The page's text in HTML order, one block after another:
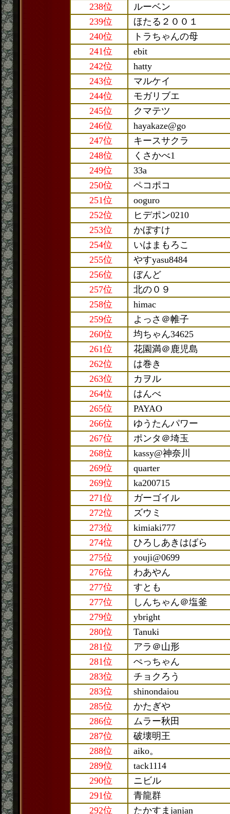
238位
ルーベン
239位
ほたる２００１
240位
トラちゃんの母
241位
ebit
242位
hatty
243位
マルケイ
244位
モガリブエ
245位
クマテツ
246位
hayakaze@go
247位
キースサクラ
248位
くさかべ1
249位
33a
250位
ペコポコ
251位
ooguro
252位
ヒデポン0210
253位
かぼすけ
254位
いはまもろこ
255位
やすyasu8484
256位
ぼんど
257位
北の０９
258位
himac
259位
よっさ＠帷子
260位
均ちゃん34625
261位
花園満＠鹿児島
262位
は巻き
263位
カヲル
264位
はんべ
265位
PAYAO
266位
ゆうたんパワー
267位
ポンタ＠埼玉
268位
kassy@神奈川
269位
quarter
269位
ka200715
271位
ガーゴイル
272位
ズウミ
273位
kimiaki777
274位
ひろしあきはばら
275位
youji@0699
276位
わあやん
277位
すとも
277位
しんちゃん＠塩釜
279位
ybright
280位
Tanuki
281位
アラ＠山形
281位
ぺっちゃん
283位
チョクろう
283位
shinondaiou
285位
かたぎや
286位
ムラー秋田
287位
破壊明王
288位
aiko。
289位
tack1114
290位
ニビル
291位
青龍群
292位
たかすまjanjan